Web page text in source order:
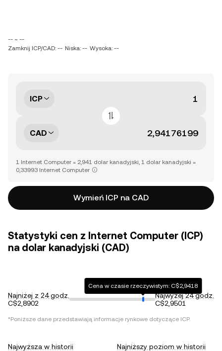
-- ~ --
Zamknij ICP/CAD: -- Niska: -- Wysoka: --
ICP
CAD
1 Internet Computer = 2,941 dolar kanadyjski, 1 dolar kanadyjski =
0,33993 Internet Computer
Wymień ICP na CAD
Statystyki cen z Internet Computer (ICP)
na dolar kanadyjski (CAD)
Najniżej z 24 godz.
C$2,8902
Cena w czasie rzeczywistym: C$2,9418
Najwyżej 24 godz.
C$2,9501
*Poniższe dane przedstawiają informacje rynkowe dotyczące ICP.
Najwyższa w historii
Najniższy poziom w historii